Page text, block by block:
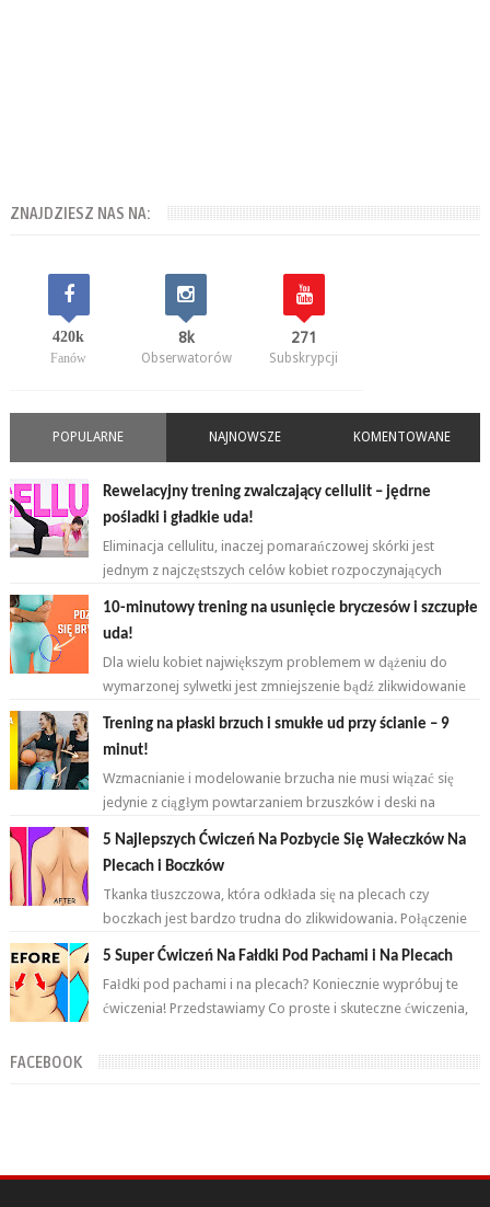
ZNAJDZIESZ NAS NA:
420k
Fanów
8k
Obserwatorów
271
Subskrypcji
POPULARNE NAJNOWSZE KOMENTOWANE
Rewelacyjny trening zwalczający cellulit – jędrne
pośladki i gładkie uda!
Eliminacja cellulitu, inaczej pomarańczowej skórki jest
jednym z najczęstszych celów kobiet rozpoczynających
10-minutowy trening na usunięcie bryczesów i szczupłe
uda!
Dla wielu kobiet największym problemem w dążeniu do
wymarzonej sylwetki jest zmniejszenie bądź zlikwidowanie
Trening na płaski brzuch i smukłe ud przy ścianie – 9
minut!
Wzmacnianie i modelowanie brzucha nie musi wiązać się
jedynie z ciągłym powtarzaniem brzuszków i deski na
przemian. Brzuch to nie jeden...
5 Najlepszych Ćwiczeń Na Pozbycie Się Wałeczków Na
Plecach i Boczków
Tkanka tłuszczowa, która odkłada się na plecach czy
boczkach jest bardzo trudna do zlikwidowania. Połączenie
odpowiednich ćwiczeń oraz ...
5 Super Ćwiczeń Na Fałdki Pod Pachami i Na Plecach
Fałdki pod pachami i na plecach? Koniecznie wypróbuj te
ćwiczenia! Przedstawiamy Co proste i skuteczne ćwiczenia,
FACEBOOK